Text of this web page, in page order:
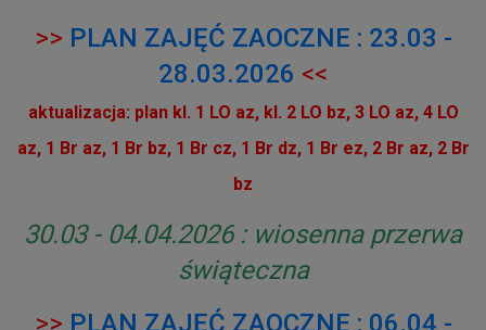
>> PLAN ZAJĘĆ ZAOCZNE : 23.03 -
28.03.2026 <<
aktualizacja: plan kl. 1 LO az, kl. 2 LO bz, 3 LO az, 4 LO
az, 1 Br az, 1 Br bz, 1 Br cz, 1 Br dz, 1 Br ez, 2 Br az, 2 Br
bz
30.03 - 04.04.2026 : wiosenna przerwa
świąteczna
>> PLAN ZAJĘĆ ZAOCZNE : 06.04 -